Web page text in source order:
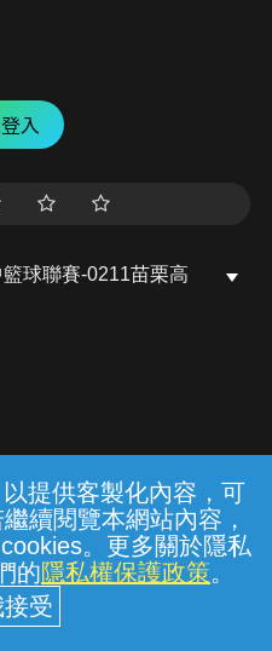
提供客製化內容，可
續閱覽本網站內容，
。更多關於隱私
的隱私權保護政策。
入
球聯賽-0211苗栗高
服務條款 隱私權保護
司個人家庭分公司
© 2026